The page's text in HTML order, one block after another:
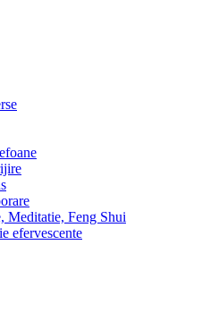
Meditatie, Feng Shui
efervescente